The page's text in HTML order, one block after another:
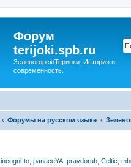
Форум
terijoki.spb.ru
Зеленогорск/Териоки. История и
современность.
Форумы на русском языке
incogni-to panaceYA pravdorub Celtic